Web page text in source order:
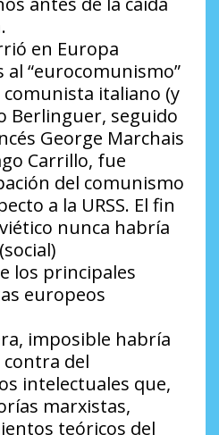
en Europa
al “eurocomunismo”
italiano (y
Berlinguer, seguido
George Marchais
Carrillo, fue
del comunismo
a la URSS. El fin
nunca habría
los principales
europeos
imposible habría
del
intelectuales que,
marxistas,
teóricos del